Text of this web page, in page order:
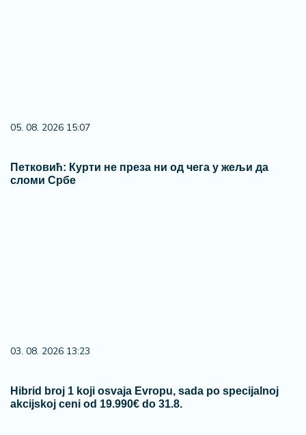
05. 08. 2026 15:07
Петковић: Курти не преза ни од чега у жељи да
сломи Србе
03. 08. 2026 13:23
Hibrid broj 1 koji osvaja Evropu, sada po specijalnoj
akcijskoj ceni od 19.990€ do 31.8.